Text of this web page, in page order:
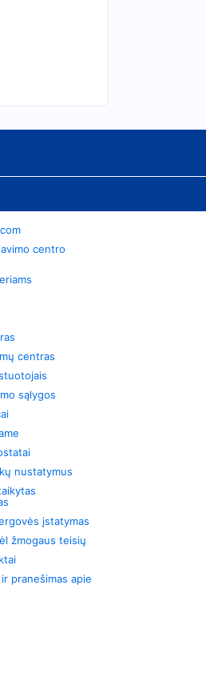
centro
centras
sąlygos
nustatymus
įstatymas
žmogaus teisių
pranešimas apie